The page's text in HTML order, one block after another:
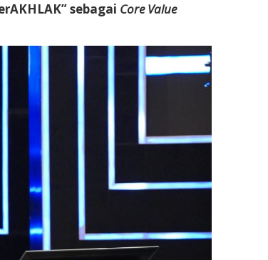
sebagai Core Value